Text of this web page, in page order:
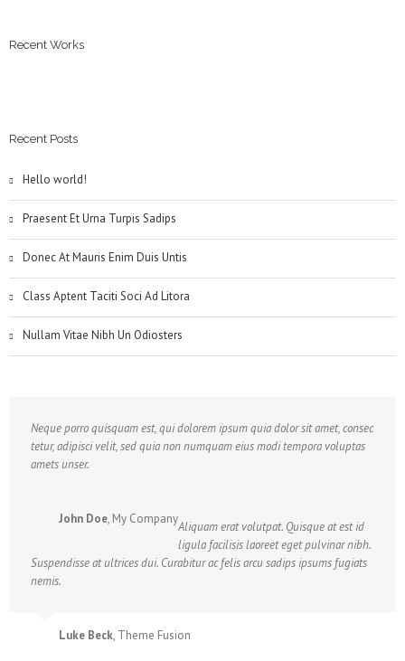
Recent Works
Recent Posts
Hello world!
Praesent Et Urna Turpis Sadips
Donec At Mauris Enim Duis Untis
Class Aptent Taciti Soci Ad Litora
Nullam Vitae Nibh Un Odiosters
Neque porro quisquam est, qui dolorem ipsum quia dolor sit amet, consec
tetur, adipisci velit, sed quia non numquam eius modi tempora voluptas
amets unser.
John Doe, My Company
Aliquam erat volutpat. Quisque at est id
ligula facilisis laoreet eget pulvinar nibh.
Suspendisse at ultrices dui. Curabitur ac felis arcu sadips ipsums fugiats
nemis.
Luke Beck, Theme Fusion